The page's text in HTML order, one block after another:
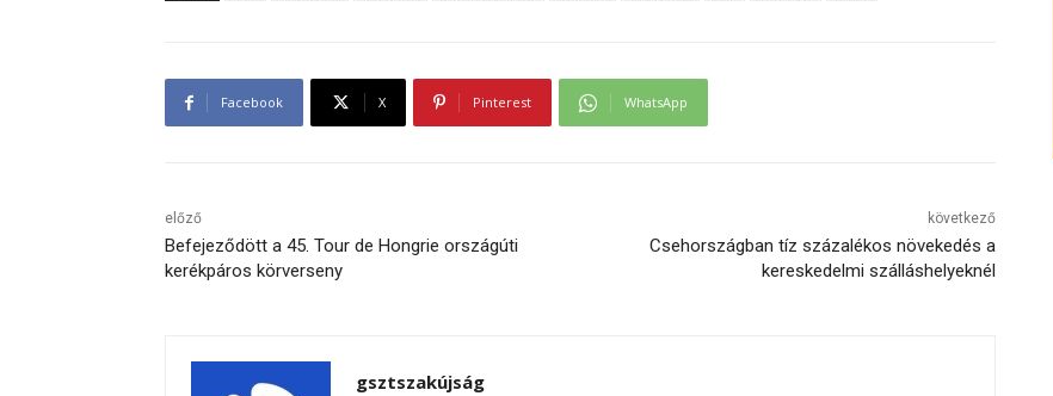
Facebook X Pinterest WhatsApp
előző
Befejeződött a 45. Tour de Hongrie országúti
kerékpáros körverseny
következő
Csehországban tíz százalékos növekedés a
kereskedelmi szálláshelyeknél
gsztszakújság